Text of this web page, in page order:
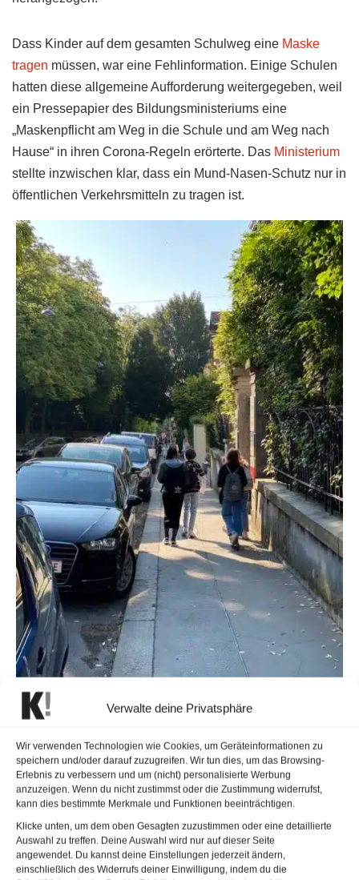
Verwalte deine Privatsphäre
Wir verwenden Technologien wie Cookies, um Geräteinformationen zu
speichern und/oder darauf zuzugreifen. Wir tun dies, um das Browsing-
Erlebnis zu verbessern und um (nicht) personalisierte Werbung
anzuzeigen. Wenn du nicht zustimmst oder die Zustimmung widerrufst,
kann dies bestimmte Merkmale und Funktionen beeinträchtigen.
Klicke unten, um dem oben Gesagten zuzustimmen oder eine detaillierte
Auswahl zu treffen. Deine Auswahl wird nur auf dieser Seite
angewendet. Du kannst deine Einstellungen jederzeit ändern,
einschließlich des Widerrufs deiner Einwilligung, indem du die
Dass Kinder auf dem gesamten Schulweg eine Maske
tragen müssen, war eine Fehlinformation. Einige Schulen
hatten diese allgemeine Aufforderung weitergegeben, weil
ein Pressepapier des Bildungsministeriums eine
„Maskenpflicht am Weg in die Schule und am Weg nach
Hause“ in ihren Corona-Regeln erörterte. Das Ministerium
stellte inzwischen klar, dass ein Mund-Nasen-Schutz nur in
öffentlichen Verkehrsmitteln zu tragen ist.
Schulkinder in Wien am Weg zum Schulunterricht nach Corona-Pause |
© keymedia
Corona-Regeln an Schulen
Der Schultag beginnt mit einem ausgiebigen Waschen der
Hände bzw. deren Desinfektion. In der Schule muss
grundsätzlich einMund-Nasen-Schutzgetragen werden,
der erst am Platz in der Klasse abgenommen werden darf.
Schularbeiten gibt es keine mehr, Turn- und